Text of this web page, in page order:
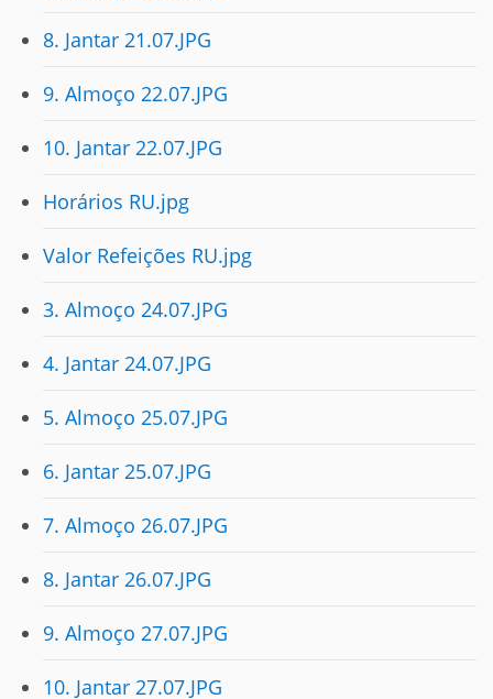
8. Jantar 21.07.JPG
9. Almoço 22.07.JPG
10. Jantar 22.07.JPG
Horários RU.jpg
Valor Refeições RU.jpg
3. Almoço 24.07.JPG
4. Jantar 24.07.JPG
5. Almoço 25.07.JPG
6. Jantar 25.07.JPG
7. Almoço 26.07.JPG
8. Jantar 26.07.JPG
9. Almoço 27.07.JPG
10. Jantar 27.07.JPG